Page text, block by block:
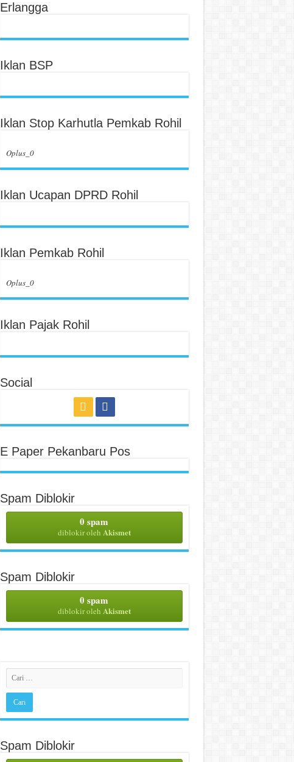
Erlangga
Iklan BSP
Iklan Stop Karhutla Pemkab Rohil
Oplus_0
Iklan Ucapan DPRD Rohil
Iklan Pemkab Rohil
Oplus_0
Iklan Pajak Rohil
Social
E Paper Pekanbaru Pos
Spam Diblokir
0 spam
diblokir oleh Akismet
Spam Diblokir
0 spam
diblokir oleh Akismet
Spam Diblokir